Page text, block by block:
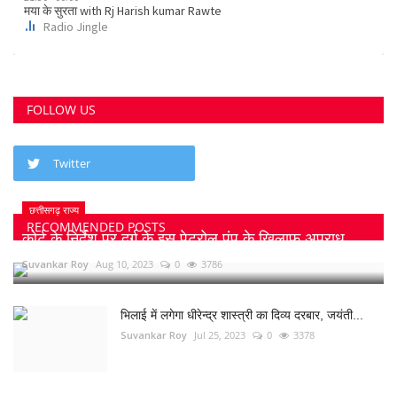
FOLLOW US
Twitter
RECOMMENDED POSTS
छत्तीसगढ़ राज्य
कोर्ट के निर्देश पर दुर्ग के इस पेट्रोल पंप के खिलाफ अपराध...
Suvankar Roy Aug 10, 2023 0 3786
भिलाई में लगेगा धीरेन्द्र शास्त्री का दिव्य दरबार, जयंती...
Suvankar Roy Jul 25, 2023 0 3378